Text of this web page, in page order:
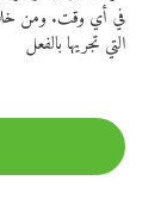
في أي وقت. ومن
التي تجريها بالفعل